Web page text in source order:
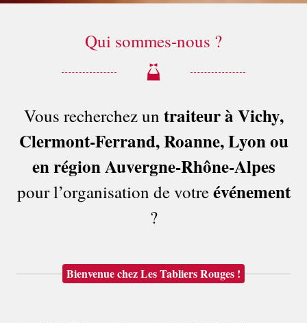
Qui sommes-nous ?
Vous recherchez un traiteur à Vichy,
Clermont-Ferrand, Roanne, Lyonou
en région Auvergne-Rhône-Alpes
pour l’organisation de votreévénement
?
Bienvenue chez Les Tabliers Rouges !